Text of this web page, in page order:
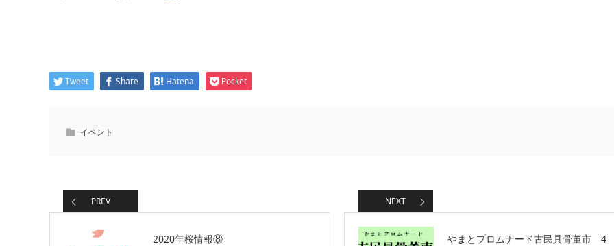
Tweet Share Hatena Pocket
イベント
PREV
2020年桜情報⑧
NEXT
やまとプロムナード古民具骨董市 4